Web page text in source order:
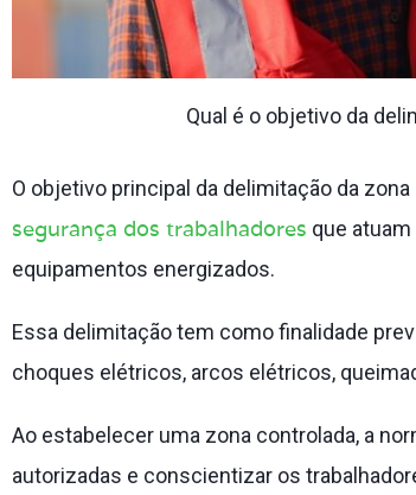
Qual é o objetivo da
O objetivo principal da delimitação da
segurança dos trabalhadores que
equipamentos energizados.
Essa delimitação tem como finalidade
choques elétricos, arcos elétricos,
Ao estabelecer uma zona controlada, a
autorizadas e conscientizar os